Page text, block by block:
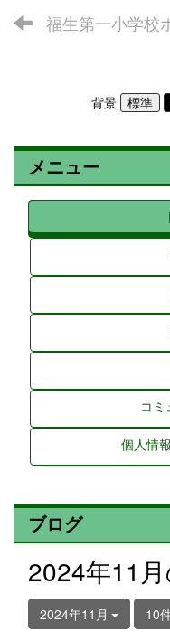
福生第一小学校
背景
メニュー
コ
個人情
ブログ
2024年11
2024年11月 10